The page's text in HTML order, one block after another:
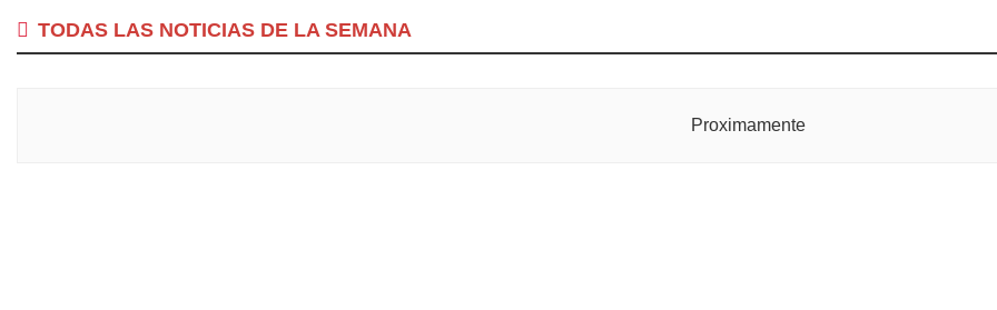
TODAS LAS NOTICIAS DE LA SEMANA
Proximamente